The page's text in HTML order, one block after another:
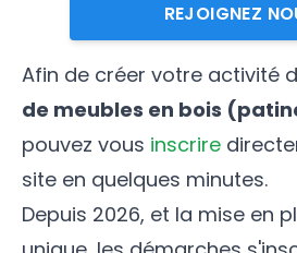
REJOIGNEZ
Afin de créer votre activité
de meubles en bois
pouvez vous inscrire
site en quelques minutes.
Depuis 2026, et la mise en